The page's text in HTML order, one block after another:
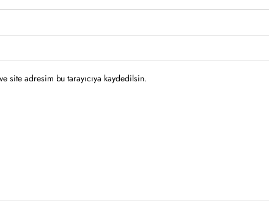
site adresim bu tarayıcıya kaydedilsin.